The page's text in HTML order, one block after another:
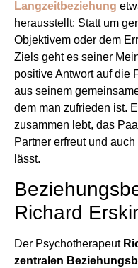
Langzeitbeziehung
herausstellt: Statt um
Objektivem oder dem
Ziels geht es seiner
positive Antwort auf die
aus seinem
dem man zufrieden ist.
zusammen lebt, das
Partner erfreut und
lässt.
Richard
Der Psychotherapeut
zentralen